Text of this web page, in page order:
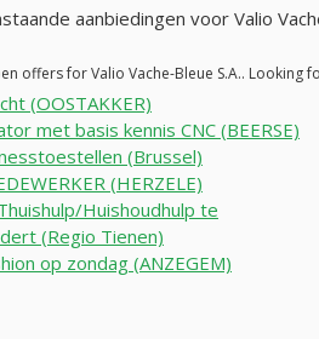
aanbiedingen voor Valio
offers for Valio Vache-Bleue S.A.. Looking
(OOSTAKKER)
met basis kennis CNC (BEERSE)
(Brussel)
(HERZELE)
Huishoudhulp te
(Regio Tienen)
op zondag (ANZEGEM)